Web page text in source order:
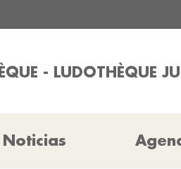
- LUDOTHÈQUE
Noticias